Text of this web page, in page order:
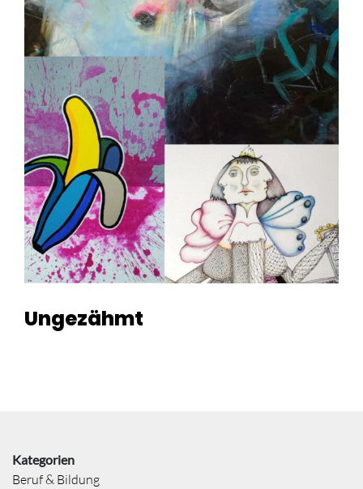
Ungezähmt
Kategorien
Beruf & Bildung